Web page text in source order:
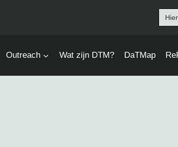
Zoek
naar:
Outreach Wat zijn DTM? DaTMap